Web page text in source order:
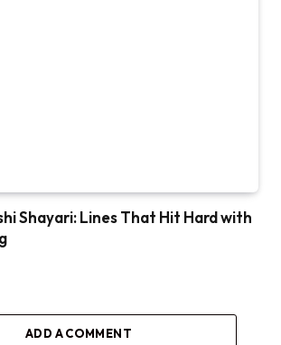
Shayari: Lines That Hit Hard with
ADD A COMMENT